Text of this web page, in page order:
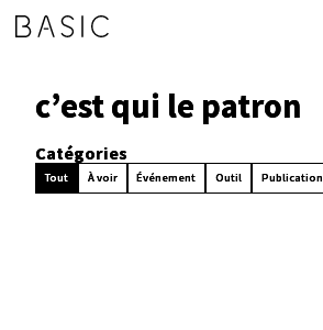
c’est qui le patron
Catégories
Tout À voir Événement Outil Publication